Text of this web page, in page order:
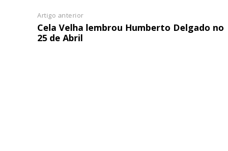
Artigo anterior
Cela Velha lembrou Humberto Delgado no
25 de Abril